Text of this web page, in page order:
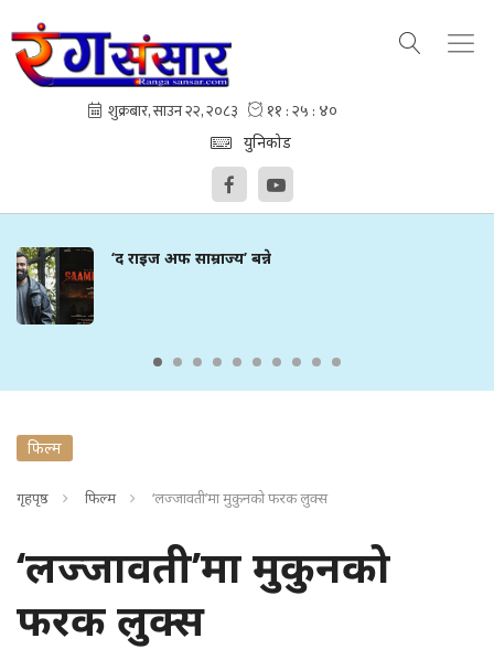
युनिकोड
‘द राइज अफ साम्राज्य’ बन्ने
फिल्म
गृहपृष्ठ फिल्म ‘लज्जावती’मा मुकुनको फरक लुक्स
‘लज्जावती’मा मुकुनको
फरक लुक्स